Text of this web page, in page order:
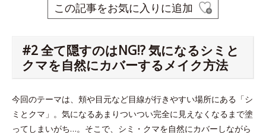
この記事をお気に入りに追加
#2 全て隠すのはNG!? 気になるシミと
クマを自然にカバーするメイク方法
今回のテーマは、頬や目元など目線が行きやすい場所にある「シ
ミとクマ」。気になるあまりついつい完全に見えなくなるまで塗
ってしまいがち…。そこで、シミ・クマを自然にカバーしながら